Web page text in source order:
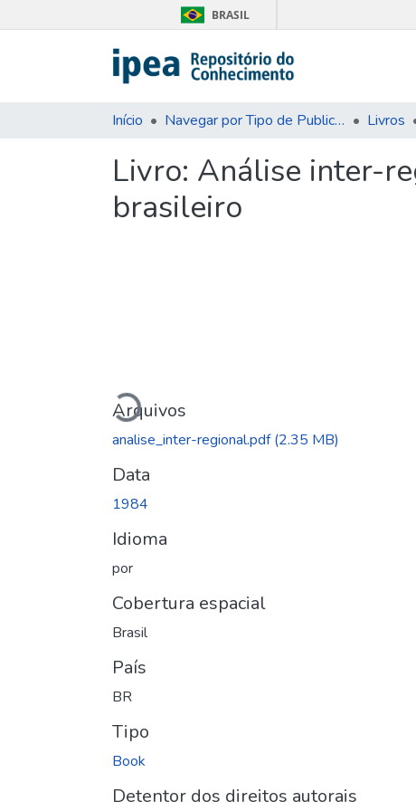
BRASIL
Início Navegar por Tipo de Publicação Livros
Livro: Análise inter-
brasileiro
Carregando...
Arquivos
analise_inter-regional.pdf(2.35 MB)
Data
1984
Idioma
por
Cobertura espacial
Brasil
País
BR
Tipo
Book
Detentor dos direitos autorais